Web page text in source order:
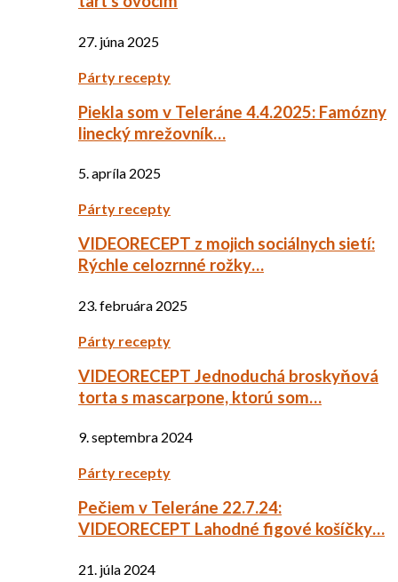
27. júna 2025
Párty recepty
Piekla som v Teleráne 4.4.2025: Famózny
linecký mrežovník…
5. apríla 2025
Párty recepty
VIDEORECEPT z mojich sociálnych sietí:
Rýchle celozrnné rožky…
23. februára 2025
Párty recepty
VIDEORECEPT Jednoduchá broskyňová
torta s mascarpone, ktorú som…
9. septembra 2024
Párty recepty
Pečiem v Teleráne 22.7.24:
VIDEORECEPT Lahodné figové košíčky…
21. júla 2024